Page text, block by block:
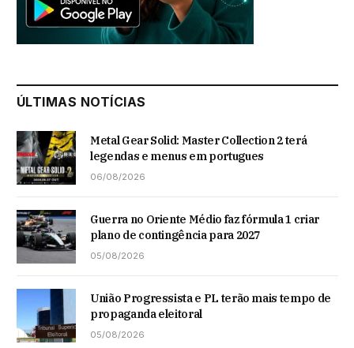
ÚLTIMAS NOTÍCIAS
Metal Gear Solid: Master Collection 2 terá
legendas e menus em portugues
06/08/2026
Guerra no Oriente Médio faz fórmula 1 criar
plano de contingência para 2027
05/08/2026
União Progressista e PL terão mais tempo de
propaganda eleitoral
05/08/2026